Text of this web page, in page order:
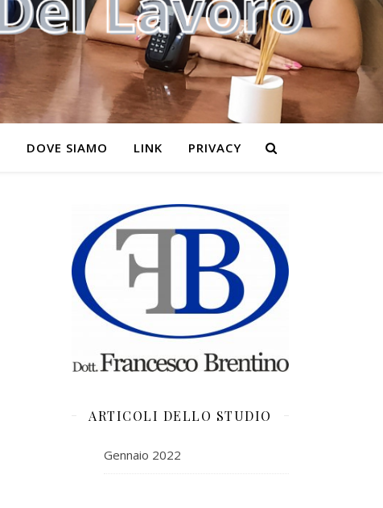
DOVE SIAMO LINK PRIVACY
ARTICOLI DELLO STUDIO
Gennaio 2022